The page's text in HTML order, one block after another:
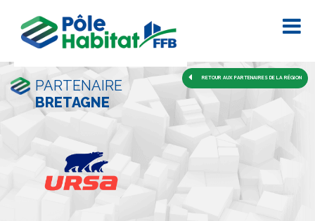
PARTENAIRE
BRETAGNE
RETOUR AUX PARTENAIRES DE LA RÉGION